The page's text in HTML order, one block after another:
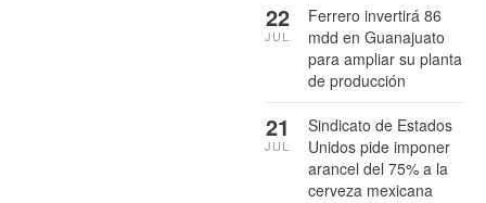
Ferrero invertirá 86
mdd en Guanajuato
para ampliar su planta
de producción
22
JUL
Sindicato de Estados
Unidos pide imponer
arancel del 75% a la
cerveza mexicana
21
JUL